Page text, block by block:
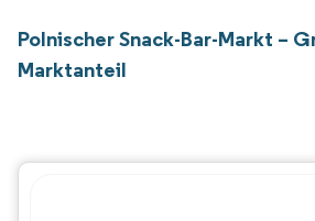
Polnischer Snack-Bar-Markt –
Marktanteil